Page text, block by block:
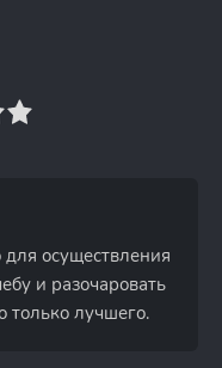
осуществления
и разочаровать
только лучшего.